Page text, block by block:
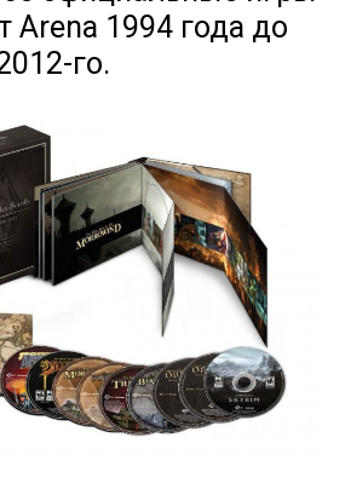
Arena 1994 года до
го.